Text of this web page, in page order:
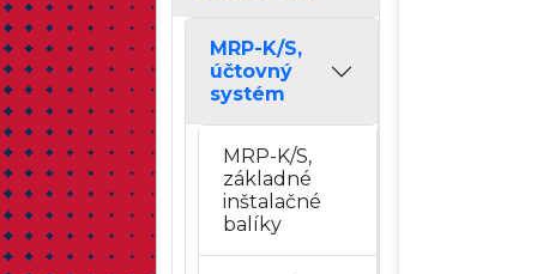
MRP-K/S,
účtovný
systém
MRP-K/S,
základné
inštalačné
balíky